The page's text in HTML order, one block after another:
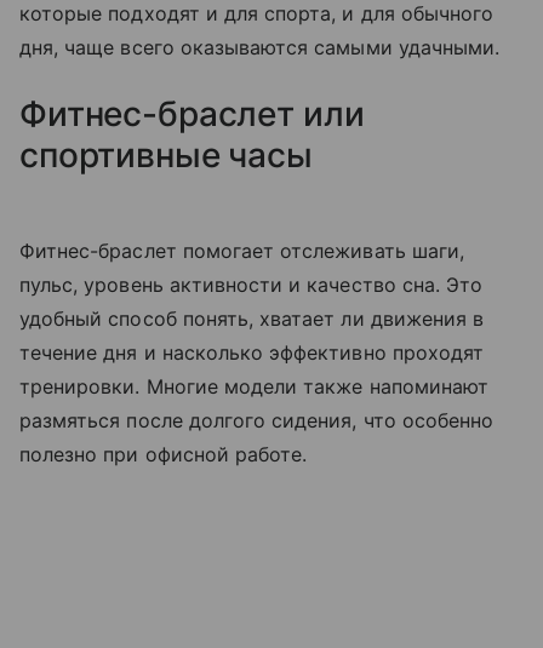
которые подходят и для спорта, и для обычного
дня, чаще всего оказываются самыми удачными.
Фитнес-браслет или
спортивные часы
Фитнес-браслет помогает отслеживать шаги,
пульс, уровень активности и качество сна. Это
удобный способ понять, хватает ли движения в
течение дня и насколько эффективно проходят
тренировки. Многие модели также напоминают
размяться после долгого сидения, что особенно
полезно при офисной работе.